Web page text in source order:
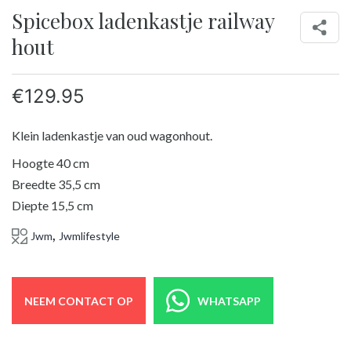
Spicebox ladenkastje railway
hout
€129.95
Klein ladenkastje van oud wagonhout.
Hoogte 40 cm
Breedte 35,5 cm
Diepte 15,5 cm
Jwm, Jwmlifestyle
NEEM CONTACT OP WHATSAPP